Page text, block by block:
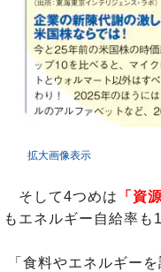
拡大画像表示
そして4つめは 「資
もエネルギー自給率も
「食料やエネルギー